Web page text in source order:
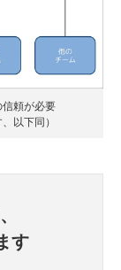
頼が必要
以下同）
す